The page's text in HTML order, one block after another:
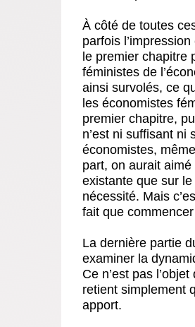
À côté de toutes
parfois
le premier chapitre
féministes de
ainsi survolés, ce
les économistes
premier chapitre,
n’est ni suffisant ni
économistes,
part, on aurait
existante que sur
nécessité. Mais
fait que
La dernière partie
examiner la
Ce n’est pas
retient simplement
apport.